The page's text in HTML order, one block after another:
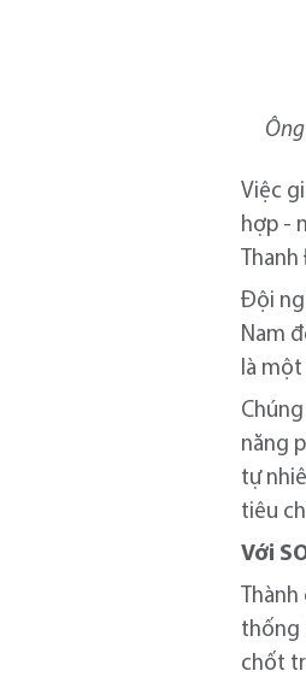
Việc
hợp -
Đội
Nam
là
năng
tự
tiêu
Với
thống
chốt